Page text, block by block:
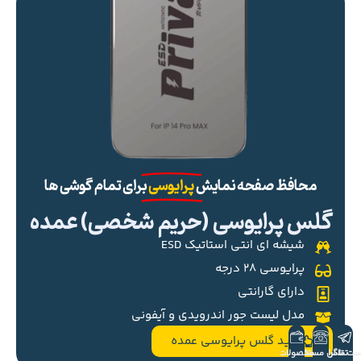
محافظ صفحه نمایشپرایوسیبرای تمام گوشی ها
گلس پرایوسی (حریم شخصی) عمده
شیشه ای انتی استاتیک ESD
پرایوسی ۲۸ درجه
دارای گارانتی
مدل لیست جور اندرویدی و آیفونی
خرید گلس پرایوسی عمده
تلگرام
تماس مستقیم
محصولات